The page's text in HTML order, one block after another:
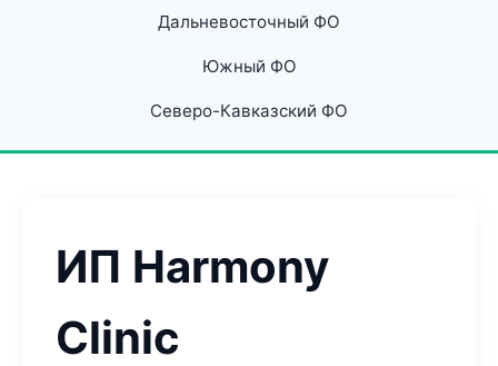
Дальневосточный ФО
Южный ФО
Северо-Кавказский ФО
ИП Harmony
Clinic